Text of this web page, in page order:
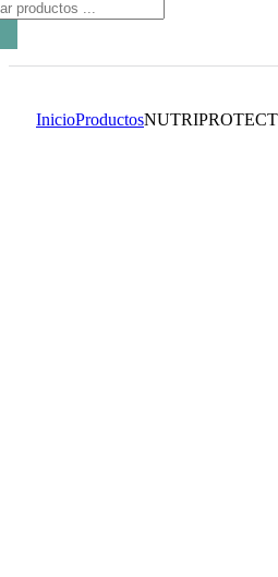
InicioProductos